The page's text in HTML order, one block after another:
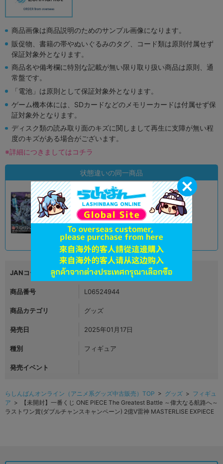
商品画像は商品説明のためのサンプル画像になります。
販促物、書籍の帯やぬいぐるみのタグ、コード類は原則付属せず
保証対象外となります。
商品名や備考欄に特別な記載が無い限り取り扱い商品は原則、通
常盤です。
「電池」は原則として保証対象外となります。
ゲーム機本体には、SDカードなどのメモリーカードは付属せず保
証対象外となります。
ディスク類の読み取り面のキズに関しまして再生に支障が無い程
度のキズがある場合がございます。
※詳細につきましてはコチラ
状態違いの同一商品
状態 :A
オンライン
品切状態 13,900円 税込
JANコード
商品番号 L06524944
商品カテゴリ グッズ
発売日 2025年01月17日
種別 フィギュア
発売イベント
らしんばんオンライン（アニメ系グッズ中古販売）TOP > グッズ > フィギュ
ア > 【未開封】一番くじ ONE PIECE The Greatest Battle ～偉大なる航路へ～
ラストワン賞(ダブルチャンスキャンペーン) 2億V雷神 MASTERLISE EXPIECE